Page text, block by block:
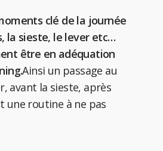
clé de la journée
la sieste, le lever etc…
être en adéquation
Ainsi un passage au
avant la sieste, après
une routine à ne pas